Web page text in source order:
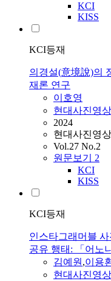
KCI
KISS
KCI등재
의경설(意境說)의
재론 연구
이호영
현대사진영
2024
현대사진영
Vol.27 No.2
원문보기 2
KCI
KISS
KCI등재
인스타그래머블
공유 행태: 「어노
김예원,이용
현대사진영